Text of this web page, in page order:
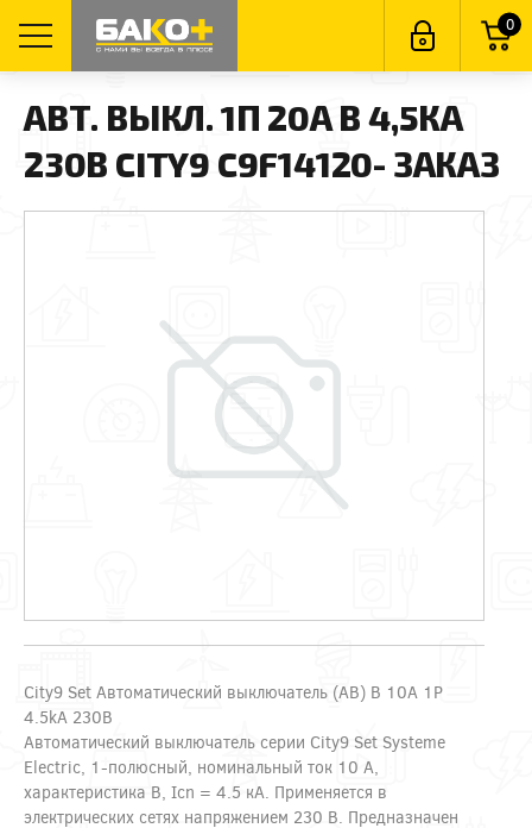
0
АВТ. ВЫКЛ. 1П 20А B 4,5КА
230В CITY9 C9F14120- ЗАКАЗ
City9 Set Автоматический выключатель (АВ) B 10А 1P
4.5kA 230В
Автоматический выключатель серии City9 Set Systeme
Electric, 1-полюсный, номинальный ток 10 А,
характеристика B, Icn = 4.5 кА. Применяется в
электрических сетях напряжением 230 В. Предназначен